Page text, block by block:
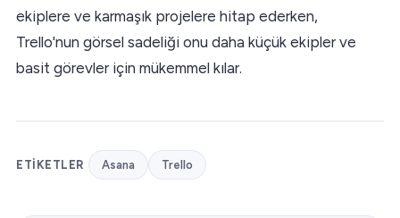
ekiplere ve karmaşık projelere hitap ederken,
Trello'nun görsel sadeliği onu daha küçük ekipler ve
basit görevler için mükemmel kılar.
ETIKETLER Asana Trello